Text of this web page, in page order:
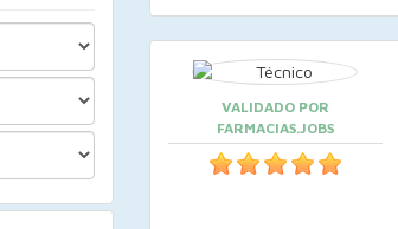
VALIDADO POR
FARMACIAS.JOBS